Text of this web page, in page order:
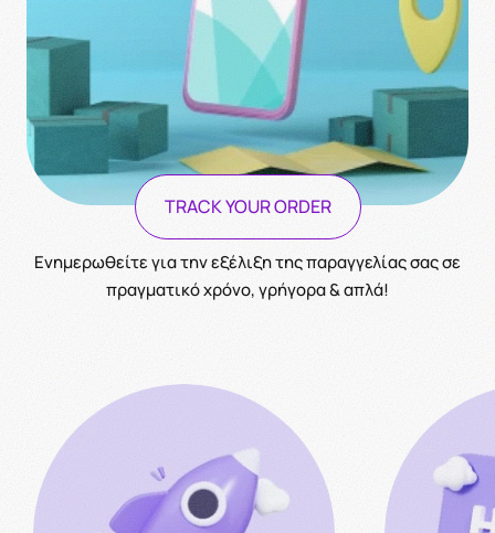
TRACK YOUR ORDER
Ενημερωθείτε για την εξέλιξη της παραγγελίας σας σε
πραγματικό χρόνο, γρήγορα & απλά!